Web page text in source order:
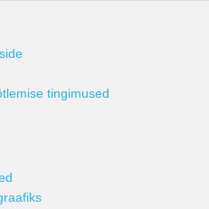
tingimused